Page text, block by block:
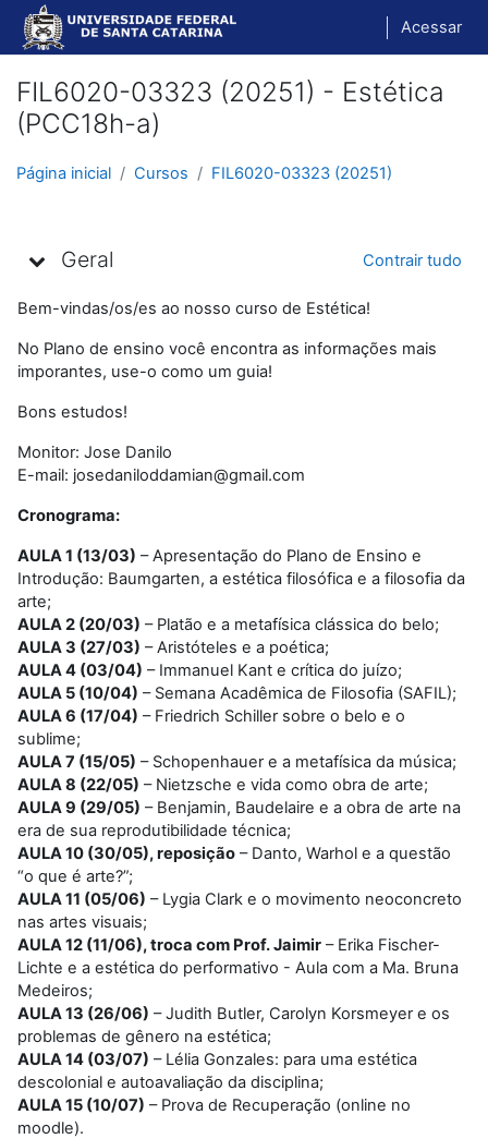
Ir para o conteúdo principal
Acessar
FIL6020-03323 (20251) - Estética
(PCC18h-a)
Página inicial Cursos FIL6020-03323 (20251)
Geral Contrair tudo
Bem-vindas/os/es ao nosso curso de Estética!
No Plano de ensino você encontra as informações mais
imporantes, use-o como um guia!
Bons estudos!
Monitor: Jose Danilo
E-mail: josedaniloddamian@gmail.com
Cronograma:
AULA 1 (13/03) – Apresentação do Plano de Ensino e
Introdução: Baumgarten, a estética filosófica e a filosofia da
arte;
AULA 2 (20/03) – Platão e a metafísica clássica do belo;
AULA 3 (27/03) – Aristóteles e a poética;
AULA 4 (03/04) – Immanuel Kant e crítica do juízo;
AULA 5 (10/04) – Semana Acadêmica de Filosofia (SAFIL);
AULA 6 (17/04) – Friedrich Schiller sobre o belo e o
sublime;
AULA 7 (15/05) – Schopenhauer e a metafísica da música;
AULA 8 (22/05) – Nietzsche e vida como obra de arte;
AULA 9 (29/05) – Benjamin, Baudelaire e a obra de arte na
era de sua reprodutibilidade técnica;
AULA 10 (30/05), reposição – Danto, Warhol e a questão
“o que é arte?”;
AULA 11 (05/06) – Lygia Clark e o movimento neoconcreto
nas artes visuais;
AULA 12 (11/06), troca com Prof. Jaimir – Erika Fischer-
Lichte e a estética do performativo - Aula com a Ma. Bruna
Medeiros;
AULA 13 (26/06) – Judith Butler, Carolyn Korsmeyer e os
problemas de gênero na estética;
AULA 14 (03/07) – Lélia Gonzales: para uma estética
descolonial e autoavaliação da disciplina;
AULA 15 (10/07) – Prova de Recuperação (online no
moodle).